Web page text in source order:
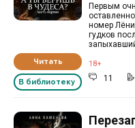
Читать
В библиотеку
Первым
номер
гудков
18+
11